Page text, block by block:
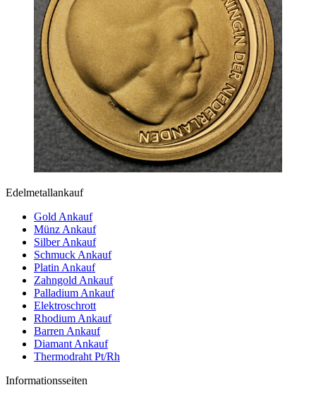
Edelmetallankauf
Gold Ankauf
Münz Ankauf
Silber Ankauf
Schmuck Ankauf
Platin Ankauf
Zahngold Ankauf
Palladium Ankauf
Elektroschrott
Rhodium Ankauf
Barren Ankauf
Diamant Ankauf
Thermodraht Pt/Rh
Informationsseiten